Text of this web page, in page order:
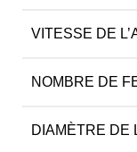
VITESSE DE
NOMBRE DE
DIAMÈTRE DE